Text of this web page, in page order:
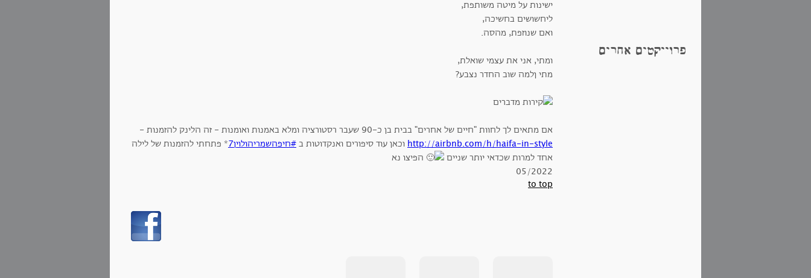
פרוייקטים אחרים
ישינות על מיטה משותפת,
ליחשושים בחשיכה,
ואם שנוזפת, מהסה.
ומתי, אני את עצמי שואלת,
מתי ןלמה שוב החדר נצבע?
אם מתאים לך לחוות "חיים של אחרים" בבית בן כ-90 שעבר רסטורציה ומלא באמנות ואומנות - זה הלינק להזמנות -
http://airbnb.com/h/haifa-in-style וכאן עוד סיפורים ואנקדוטות ב #חיפהשמריהולוין7 * פתחתי להזמנות של לילה
אחד למרות שכדאי יותר שניים
הפיצו נא
05/2022
to top